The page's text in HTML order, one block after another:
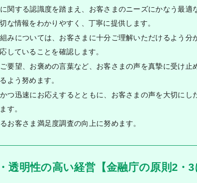
関する認識度を踏まえ、お客さまのニーズにかなう最適
な情報をわかりやすく、丁寧に提供します。
みについては、お客さまに十分ご理解いただけるよう分
していることを確認します。
要望、お褒めの言葉など、お客さまの声を真摯に受け止
よう努めます。
つ迅速にお応えするとともに、お客さまの声を大切にし
す。
お客さま満足度調査の向上に努めます。
明性の高い経営【金融庁の原則2・3